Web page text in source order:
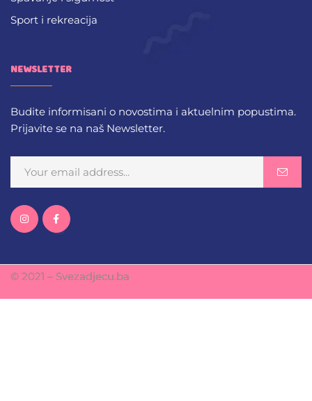
Sport i rekreacija
NEWSLETTER
Budite informisani o novostima i aktuelnim popustima.
Prijavite se na naš Newsletter.
© 2021 – Svezadjecu.ba